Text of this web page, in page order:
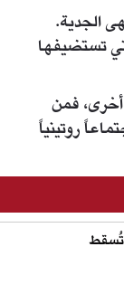
الجدية.
تستضيفها
فمن
روتينياً
تُسقط